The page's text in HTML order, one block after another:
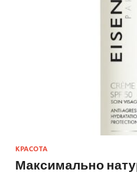
КРАСОТА
Максимально